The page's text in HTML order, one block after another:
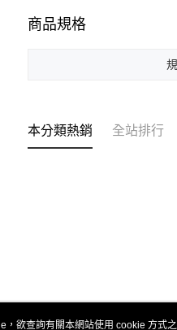
商品規格
本分類熱銷 全站排行
，欲查詢有關本網站使用 cookie 方式